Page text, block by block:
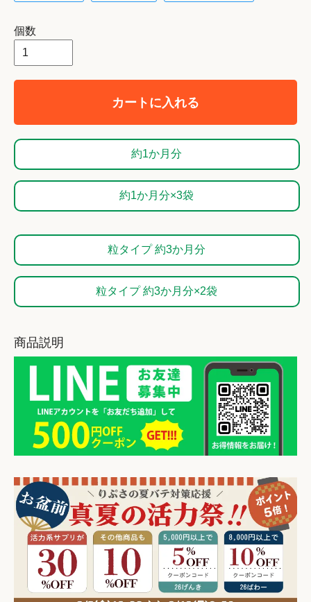
個数
カートに入れる
約1か月分
約1か月分×3袋
粒タイプ 約3か月分
粒タイプ 約3か月分×2袋
商品説明